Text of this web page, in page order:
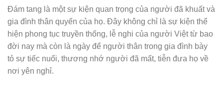
Đám tang là một sự kiện quan trọng của người đã khuất và
gia đình thân quyến của họ. Đây không chỉ là sự kiện thể
hiện phong tục truyền thống, lễ nghi của người Việt từ bao
đời nay mà còn là ngày để người thân trong gia đình bày
tỏ sự tiếc nuối, thương nhớ người đã mất, tiễn đưa họ về
nơi yên nghỉ.